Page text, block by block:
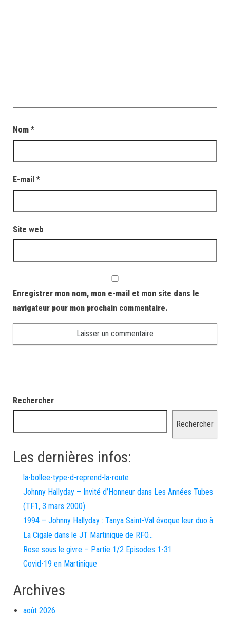
Nom *
E-mail *
Site web
Enregistrer mon nom, mon e-mail et mon site dans le
navigateur pour mon prochain commentaire.
Rechercher
Rechercher
Les dernières infos:
la-bollee-type-d-reprend-la-route
Johnny Hallyday – Invité d’Honneur dans Les Années Tubes
(TF1, 3 mars 2000)
1994 – Johnny Hallyday : Tanya Saint-Val évoque leur duo à
La Cigale dans le JT Martinique de RFO…
Rose sous le givre – Partie 1/2 Episodes 1-31
Covid-19 en Martinique
Archives
août 2026